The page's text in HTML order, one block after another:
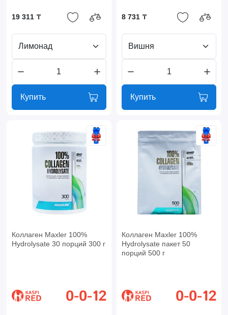
19 311 ₸
Лимонад
Купить
8 731 ₸
Вишня
Купить
Коллаген Maxler 100%
Hydrolysate 30 порций 300 г
Коллаген Maxler 100%
Hydrolysate пакет 50
порций 500 г